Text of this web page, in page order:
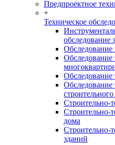
Предпроектное
+
Техническое
обследование
Обследование
Обследование
Обследование
Обследование
строительного
Строительно-
Строительно-
дома
Строительно-
зданий